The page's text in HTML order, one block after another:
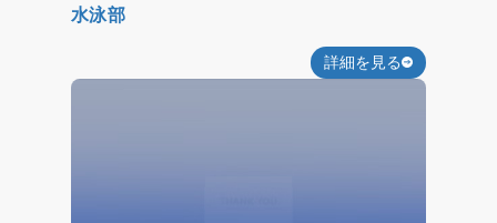
水泳部
詳細を見る